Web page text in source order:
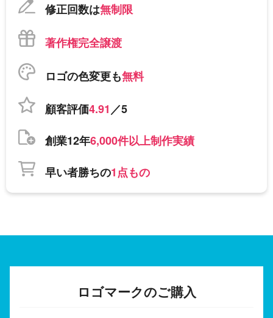
修正回数は無制限
著作権完全譲渡
ロゴの色変更も無料
顧客評価4.91／5
創業12年6,000件以上制作実績
早い者勝ちの1点もの
ロゴマークのご購入